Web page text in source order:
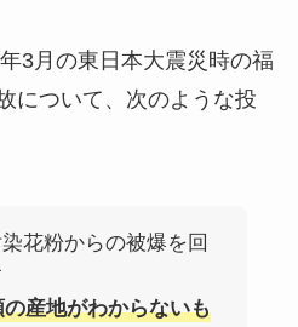
3月の東日本大震災時の福
について、次のような投
花粉からの被爆を回
産地がわからないも